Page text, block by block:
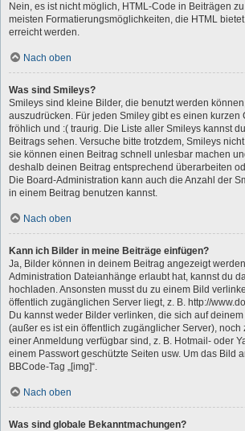
Nein, es ist nicht möglich, HTML-Code in Beiträgen
meisten Formatierungsmöglichkeiten, die HTML
erreicht werden.
Nach oben
Was sind Smileys?
Smileys sind kleine Bilder, die benutzt werden
auszudrücken. Für jeden Smiley gibt es einen kurzen
fröhlich und :( traurig. Die Liste aller Smileys kannst
Beitrags sehen. Versuche bitte trotzdem, Smileys
sie können einen Beitrag schnell unlesbar machen
deshalb deinen Beitrag entsprechend überarbeiten
Die Board-Administration kann auch die Anzahl der
in einem Beitrag benutzen kannst.
Nach oben
Kann ich Bilder in meine Beiträge einfügen?
Ja, Bilder können in deinem Beitrag angezeigt
Administration Dateianhänge erlaubt hat, kannst du
hochladen. Ansonsten musst du zu einem Bild
öffentlich zugänglichen Server liegt, z. B. http://
Du kannst weder Bilder verlinken, die sich auf
(außer es ist ein öffentlich zugänglicher Server), noch
einer Anmeldung verfügbar sind, z. B. Hotmail- oder
einem Passwort geschützte Seiten usw. Um das Bild
BBCode-Tag „[img]“.
Nach oben
Was sind globale Bekanntmachungen?